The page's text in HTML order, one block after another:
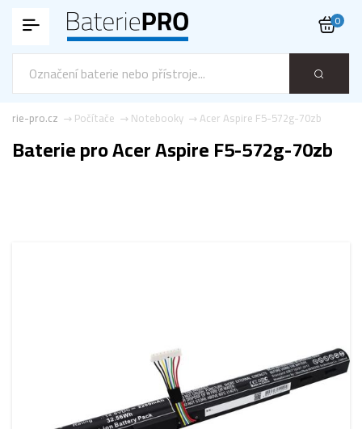
0
Acer Aspire F5-572g-70zb
Notebooky
Počítače
pro.cz
Baterie pro Acer Aspire F5-572g-70zb